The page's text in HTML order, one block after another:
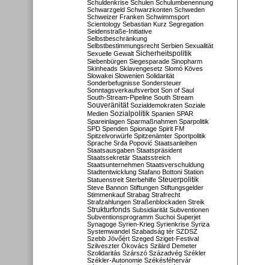
Schuldenkrise Schulen Schulumbenennung
Schwarzgeld Schwarzkonten Schweden
Schweizer Franken Schwimmsport
Scientology Sebastian Kurz Segregation
Seidenstraße-Initiative
Selbstbeschränkung
Selbstbestimmungsrecht Serbien Sexualität
Sexuelle Gewalt Sicherheitspolitik
Siebenbürgen Siegesparade Sinopharm
Skinheads Sklavengesetz Slomó Köves
Slowakei Slowenien Solidarität
Sonderbefugnisse Sondersteuer
Sonntagsverkaufsverbot Son of Saul
South-Stream-Pipeline South Stream
Souveränität Sozialdemokraten Soziale
Medien Sozialpolitik Spanien SPAR
Spareinlagen Sparmaßnahmen Sparpolitik
SPD Spenden Spionage Spirit FM
Spitzelvorwürfe Spitzenämter Sportpolitik
Sprache Srđa Popović Staatsanleihen
Staatsausgaben Staatspräsident
Staatssekretär Staatsstreich
Staatsunternehmen Staatsverschuldung
Stadtentwicklung Stafano Bottoni Station
Statuenstreit Sterbehilfe Steuerpolitik
Steve Bannon Stiftungen Stiftungsgelder
Stimmenkauf Strabag Strafrecht
Strafzahlungen Straßenblockaden Streik
Strukturfonds Subsidiarität Subventionen
Subventionsprogramm Suchoi Superjet
Synagoge Syrien-Krieg Syrienkrise Syriza
Systemwandel Szabadság tér SZDSZ
Szebb Jövőért Szeged Sziget-Festival
Szilveszter Ókovács Szilárd Demeter
Szolidaritás Szárszó Századvég Székler
Székler-Autonomie Székésféhervár